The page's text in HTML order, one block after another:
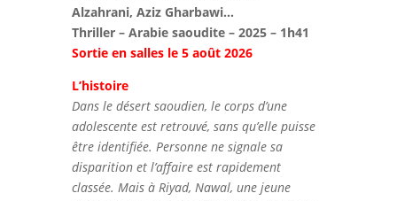
Alzahrani, Aziz Gharbawi…
Thriller – Arabie saoudite – 2025 – 1h41
Sortie en salles le 5 août 2026
L’histoire
Dans le désert saoudien, le corps d’une
adolescente est retrouvé, sans qu’elle puisse
être identifiée. Personne ne signale sa
disparition et l’affaire est rapidement
classée. Mais à Riyad, Nawal, une jeune